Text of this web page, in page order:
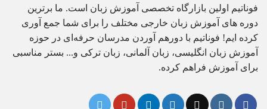
فوناتیم اولین بازارگاه تخصصی آموزش زبان است. ما برترین
دوره های آموزش زبان خارجی مختلف را برای شما جمع آوری
کرده ایم! فوناتیم با دورهم آوردن مدرسان حرفه‌ای در حوزه
آموزش زبان انگلیسی، زبان آلمانی، زبان ترکی و... بستر مناسبی
برای آموزش فراهم کرده.